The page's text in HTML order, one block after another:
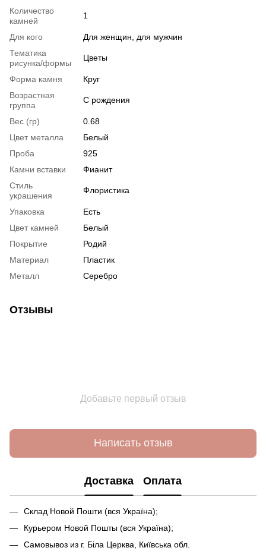
Количество
камней
1
Для кого
Для женщин, для мужчин
Тематика
рисунка/формы
Цветы
Форма камня
Круг
Возрастная
группа
С рождения
Вес (гр)
0.68
Цвет металла
Белый
Проба
925
Камни вставки
Фианит
Стиль
украшения
Флористика
Упаковка
Есть
Цвет камней
Белый
Покрытие
Родий
Материал
Пластик
Металл
Серебро
Отзывы
Добавьте первый отзыв
Написать отзыв
Доставка Оплата
Склад Новой Пошти (вся Україна);
Курьером Новой Пошты (вся Україна);
Самовывоз из г. Біла Церква, Київська обл.